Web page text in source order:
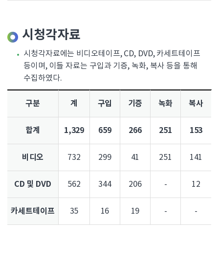
시청각자료
시청각자료에는 비디오테이프, CD, DVD, 카세트테이프
등이며, 이들 자료는 구입과 기증, 녹화, 복사 등을 통해
수집하였다.
구분 계 구입 기증 녹화 복사
합계 1,329 659 266 251 153
비디오 732 299 41 251 141
CD 및 DVD 562 344 206 - 12
카세트테이프 35 16 19 - -